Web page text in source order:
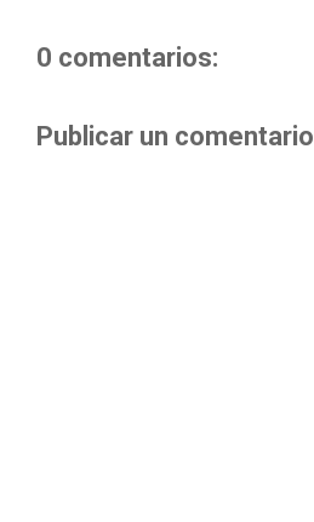
0 comentarios:
Publicar un comentario